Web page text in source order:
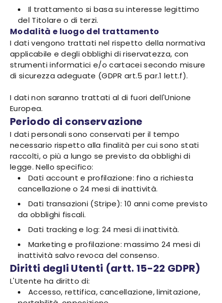
Il trattamento si basa su interesse legittimo
del Titolare o di terzi.
Modalità e luogo del trattamento
I dati vengono trattati nel rispetto della normativa
applicabile e degli obblighi di riservatezza, con
strumenti informatici e/o cartacei secondo misure
di sicurezza adeguate (GDPR art.5 par.1 lett.f).
I dati non saranno trattati al di fuori dell'Unione
Europea.
Periodo di conservazione
I dati personali sono conservati per il tempo
necessario rispetto alla finalità per cui sono stati
raccolti, o più a lungo se previsto da obblighi di
legge. Nello specifico:
Dati account e profilazione: fino a richiesta
cancellazione o 24 mesi di inattività.
Dati transazioni (Stripe): 10 anni come previsto
da obblighi fiscali.
Dati tracking e log: 24 mesi di inattività.
Marketing e profilazione: massimo 24 mesi di
inattività salvo revoca del consenso.
Diritti degli Utenti (artt. 15-22 GDPR)
L'Utente ha diritto di:
Accesso, rettifica, cancellazione, limitazione,